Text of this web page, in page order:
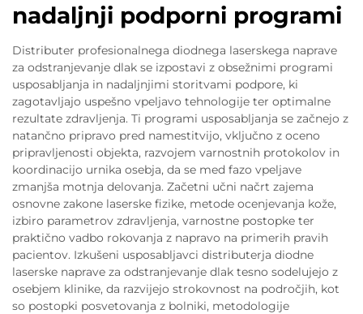
nadaljnji podporni programi
Distributer profesionalnega diodnega laserskega naprave
za odstranjevanje dlak se izpostavi z obsežnimi programi
usposabljanja in nadaljnjimi storitvami podpore, ki
zagotavljajo uspešno vpeljavo tehnologije ter optimalne
rezultate zdravljenja. Ti programi usposabljanja se začnejo z
natančno pripravo pred namestitvijo, vključno z oceno
pripravljenosti objekta, razvojem varnostnih protokolov in
koordinacijo urnika osebja, da se med fazo vpeljave
zmanjša motnja delovanja. Začetni učni načrt zajema
osnovne zakone laserske fizike, metode ocenjevanja kože,
izbiro parametrov zdravljenja, varnostne postopke ter
praktično vadbo rokovanja z napravo na primerih pravih
pacientov. Izkušeni usposabljavci distributerja diodne
laserske naprave za odstranjevanje dlak tesno sodelujejo z
osebjem klinike, da razvijejo strokovnost na področjih, kot
so postopki posvetovanja z bolniki, metodologije